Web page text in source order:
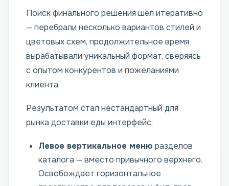
Поиск финального решения шёл итеративно
— перебрали несколько вариантов стилей и
цветовых схем, продолжительное время
вырабатывали уникальный формат, сверяясь
с опытом конкурентов и пожеланиями
клиента.
Результатом стал нестандартный для
рынка доставки еды интерфейс:
Левое вертикальное меню разделов
каталога — вместо привычного верхнего.
Освобождает горизонтальное